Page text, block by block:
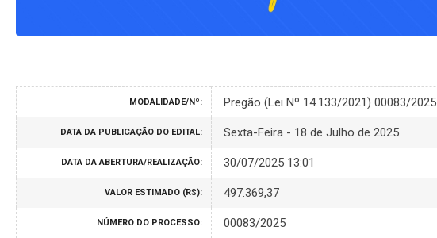
MODALIDADE/Nº: Pregão (Lei Nº 14.133/2021) 00083/2025
DATA DA PUBLICAÇÃO DO EDITAL: Sexta-Feira - 18 de Julho de 2025
DATA DA ABERTURA/REALIZAÇÃO: 30/07/2025 13:01
VALOR ESTIMADO (R$): 497.369,37
NÚMERO DO PROCESSO: 00083/2025